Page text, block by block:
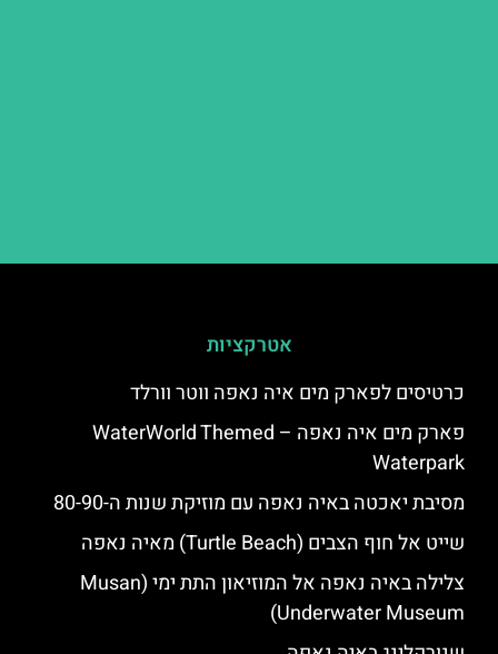
אטרקציות
כרטיסים לפארק מים איה נאפה ווטר וורלד
פארק מים איה נאפה – ‪‪WaterWorld Themed
Waterpark‬‬
מסיבת יאכטה באיה נאפה עם מוזיקת שנות ה-80-90
שייט אל חוף הצבים (Turtle Beach) מאיה נאפה
צלילה באיה נאפה אל המוזיאון התת ימי (Musan
Underwater Museum)